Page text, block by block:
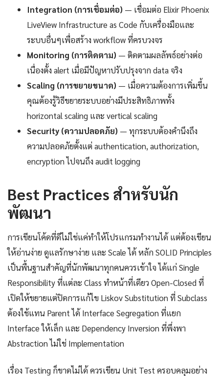
Integration (การเชื่อมต่อ) — เชื่อมต่อ Elixir Phoenix
LiveView Infrastructure as Code กับเครื่องมือและ
ระบบอื่นๆเพื่อสร้าง workflow ที่ครบวงจร
Monitoring (การติดตาม) — ติดตามผลลัพธ์อย่างต่อ
เนื่องตั้ง alert เมื่อมีปัญหาปรับปรุงจาก data จริง
Scaling (การขยายขนาด) — เมื่อความต้องการเพิ่มขึ้น
คุณต้องรู้วิธีขยายระบบอย่างมีประสิทธิภาพทั้ง
horizontal scaling และ vertical scaling
Security (ความปลอดภัย) — ทุกระบบต้องคำนึงถึง
ความปลอดภัยตั้งแต่ authentication, authorization,
encryption ไปจนถึง audit logging
Best Practices สำหรับนัก
พัฒนา
การเขียนโค้ดที่ดีไม่ใช่แค่ทำให้โปรแกรมทำงานได้ แต่ต้องเขียน
ให้อ่านง่าย ดูแลรักษาง่าย และ Scale ได้ หลัก SOLID Principles
เป็นพื้นฐานสำคัญที่นักพัฒนาทุกคนควรเข้าใจ ได้แก่ Single
Responsibility ที่แต่ละ Class ทำหน้าที่เดียว Open-Closed ที่
เปิดให้ขยายแต่ปิดการแก้ไข Liskov Substitution ที่ Subclass
ต้องใช้แทน Parent ได้ Interface Segregation ที่แยก
Interface ให้เล็ก และ Dependency Inversion ที่พึ่งพา
Abstraction ไม่ใช่ Implementation
เรื่อง Testing ก็ขาดไม่ได้ ควรเขียน Unit Test ครอบคลุมอย่าง